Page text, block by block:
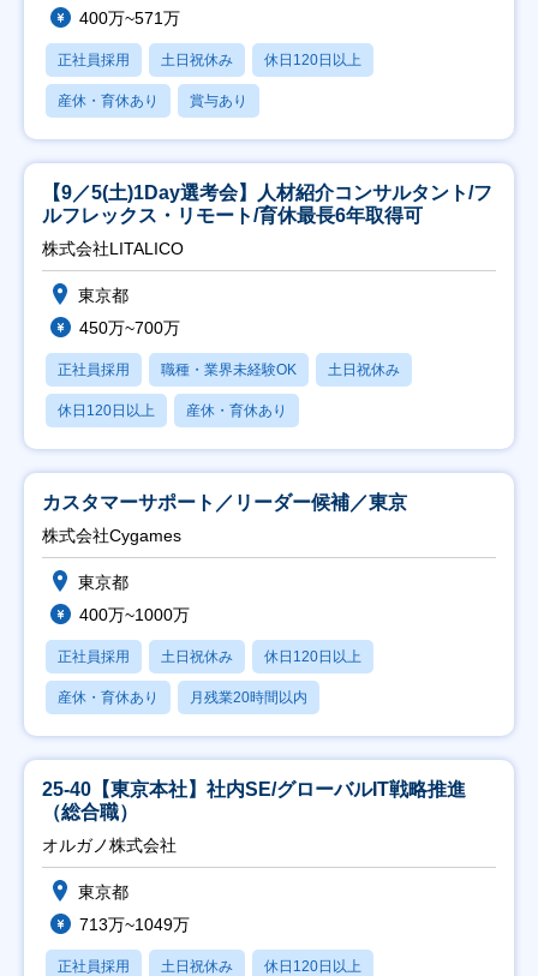
400万~571万
正社員採用 土日祝休み 休日120日以上
産休・育休あり 賞与あり
【9／5(土)1Day選考会】人材紹介コンサルタント/フ
ルフレックス・リモート/育休最長6年取得可
株式会社LITALICO
東京都
450万~700万
正社員採用 職種・業界未経験OK 土日祝休み
休日120日以上 産休・育休あり
カスタマーサポート／リーダー候補／東京
株式会社Cygames
東京都
400万~1000万
正社員採用 土日祝休み 休日120日以上
産休・育休あり 月残業20時間以内
25-40【東京本社】社内SE/グローバルIT戦略推進
（総合職）
オルガノ株式会社
東京都
713万~1049万
正社員採用 土日祝休み 休日120日以上